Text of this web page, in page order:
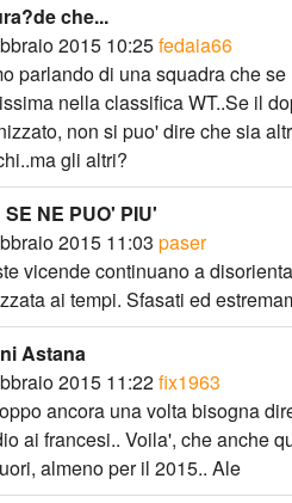
che...
2015 10:25fedaia66
parlando di una squadra che
nella classifica WT..Se il
non si puo' dire che sia
gli altri?
SE NE PUO' PIU'
2015 11:03 paser
vicende continuano a
ai tempi. Sfasati ed
Astana
2015 11:22fix1963
ancora una volta bisogna
ai francesi.. Voila', che anche
almeno per il 2015.. Ale